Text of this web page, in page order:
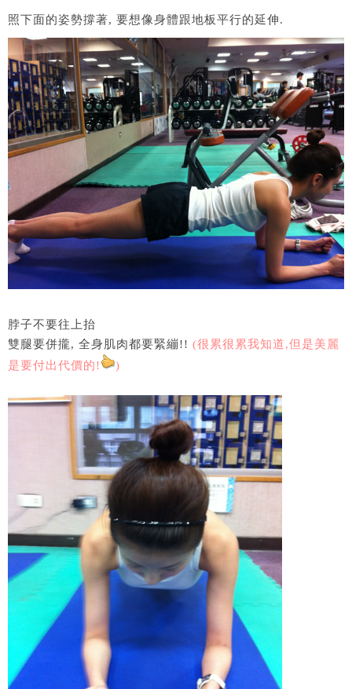
照下面的姿勢撐著, 要想像身體跟地板平行的延伸.
脖子不要往上抬
雙腿要併攏, 全身肌肉都要緊繃!! (很累很累我知道,但是美麗
是要付出代價的!
)